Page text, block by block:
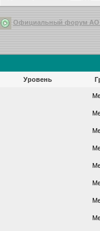
Официальный форум
Уровень